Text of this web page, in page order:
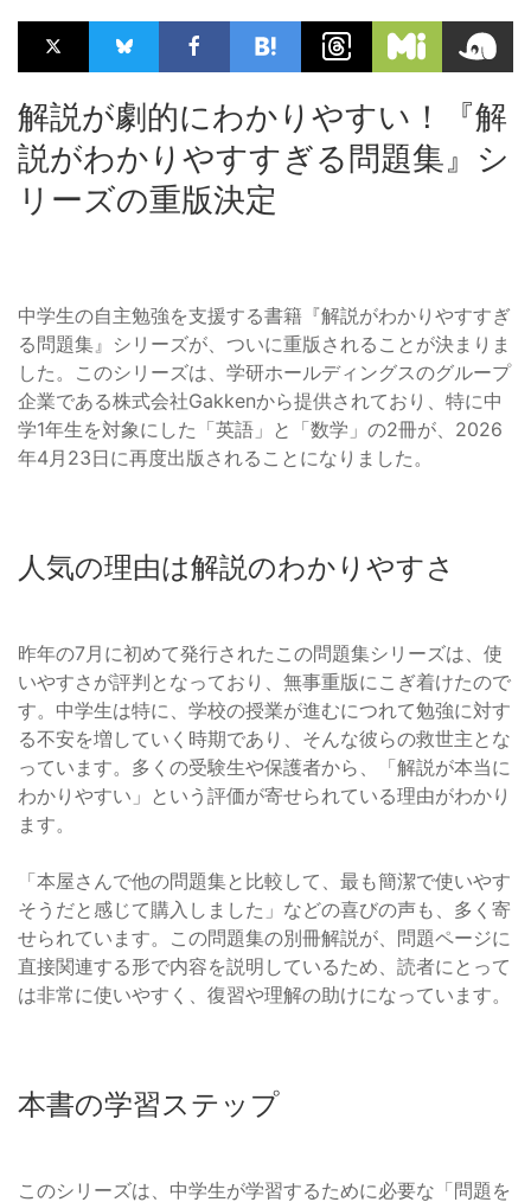
解説が劇的にわかりやすい！『解
説がわかりやすすぎる問題集』シ
リーズの重版決定
中学生の自主勉強を支援する書籍『解説がわかりやすすぎ
る問題集』シリーズが、ついに重版されることが決まりま
した。このシリーズは、学研ホールディングスのグループ
企業である株式会社Gakkenから提供されており、特に中
学1年生を対象にした「英語」と「数学」の2冊が、2026
年4月23日に再度出版されることになりました。
人気の理由は解説のわかりやすさ
昨年の7月に初めて発行されたこの問題集シリーズは、使
いやすさが評判となっており、無事重版にこぎ着けたので
す。中学生は特に、学校の授業が進むにつれて勉強に対す
る不安を増していく時期であり、そんな彼らの救世主とな
っています。多くの受験生や保護者から、「解説が本当に
わかりやすい」という評価が寄せられている理由がわかり
ます。
「本屋さんで他の問題集と比較して、最も簡潔で使いやす
そうだと感じて購入しました」などの喜びの声も、多く寄
せられています。この問題集の別冊解説が、問題ページに
直接関連する形で内容を説明しているため、読者にとって
は非常に使いやすく、復習や理解の助けになっています。
本書の学習ステップ
このシリーズは、中学生が学習するために必要な「問題を